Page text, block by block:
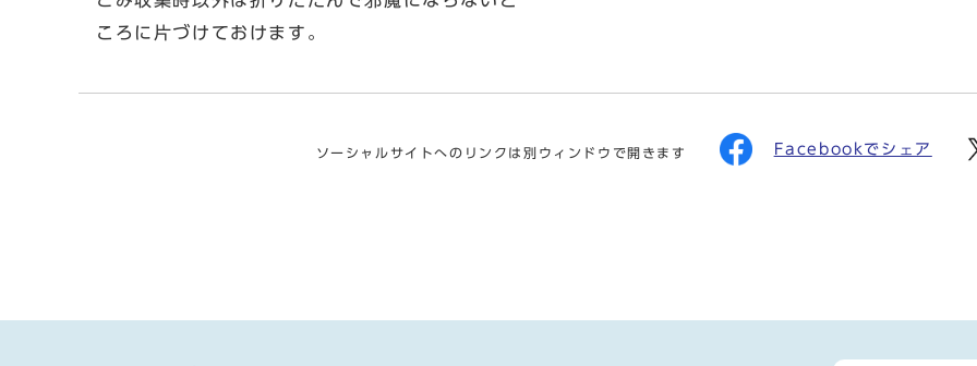
ころに片づけておけます。
ソーシャルサイトへのリンクは別ウィンドウで開きます Facebookでシェア